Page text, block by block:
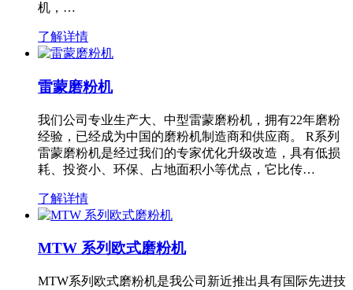
机，…
了解详情
雷蒙磨粉机
我们公司专业生产大、中型雷蒙磨粉机，拥有22年磨粉
经验，已经成为中国的磨粉机制造商和供应商。 R系列
雷蒙磨粉机是经过我们的专家优化升级改造，具有低损
耗、投资小、环保、占地面积小等优点，它比传…
了解详情
MTW 系列欧式磨粉机
MTW系列欧式磨粉机是我公司新近推出具有国际先进技